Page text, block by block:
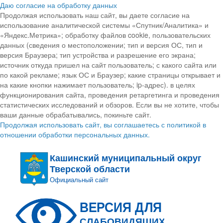
Даю согласие на обработку данных
Продолжая использовать наш сайт, вы даете согласие на
использование аналитической системы «Спутник/Аналитика» и
«Яндекс.Метрика»; обработку файлов cookie, пользовательских
данных (сведения о местоположении; тип и версия ОС, тип и
версия Браузера; тип устройства и разрешение его экрана;
источник откуда пришел на сайт пользователь; с какого сайта или
по какой рекламе; язык ОС и Браузер; какие страницы открывает и
на какие кнопки нажимает пользователь; ip-адрес). в целях
функционирования сайта, проведения ретаргетинга и проведения
статистических исследований и обзоров. Если вы не хотите, чтобы
ваши данные обрабатывались, покиньте сайт.
Продолжая использовать сайт, вы соглашаетесь с политикой в
отношении обработки персональных данных.